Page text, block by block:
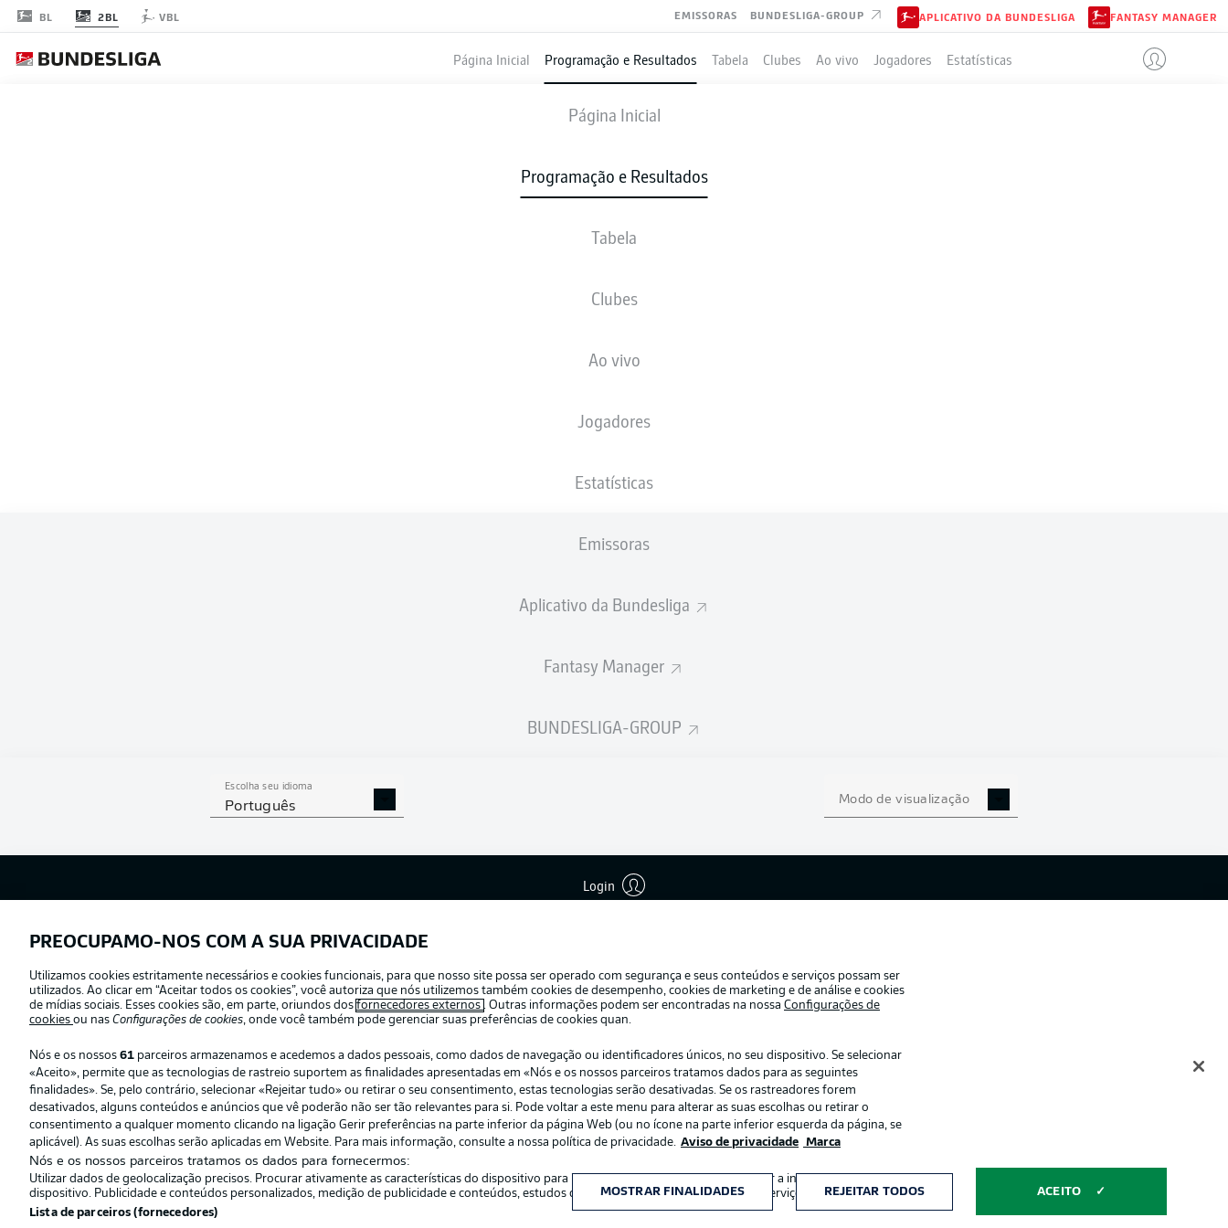
BL 2BL VBL EMISSORAS BUNDESLIGA-GROUP APLICATIVO DA BUNDESLIGA FANTASY MANAGER
Página Inicial Programação e Resultados Tabela Clubes Ao vivo Jogadores Estatísticas
Página Inicial
Programação e Resultados
Tabela
Clubes
Ao vivo
Jogadores
Estatísticas
Emissoras
Aplicativo da Bundesliga
Fantasy Manager
BUNDESLIGA-GROUP
Escolha seu idioma
Português Modo de visualização
Login
KARLSRUHE WOLFSBURG
ESCALAÇÕES
Football as it’s meant to be
Oferecido por
Publicidade Avisos legais
Marca
© 2026 Bundesliga-Gruppe GmbH
Escolha seu idioma
Português Modo de visualização
PREOCUPAMO-NOS COM A SUA PRIVACIDADE
Utilizamos cookies estritamente necessários e cookies funcionais, para que nosso site possa ser operado com segurança e seus conteúdos e serviços possam ser
utilizados. Ao clicar em “Aceitar todos os cookies”, você autoriza que nós utilizemos também cookies de desempenho, cookies de marketing e de análise e cookies
de mídias sociais. Esses cookies são, em parte, oriundos dos fornecedores externos . Outras informações podem ser encontradas na nossa Configurações de
cookies ou nas Configurações de cookies, onde você também pode gerenciar suas preferências de cookies quan.
Nós e os nossos 61 parceiros armazenamos e acedemos a dados pessoais, como dados de navegação ou identificadores únicos, no seu dispositivo. Se selecionar
«Aceito», permite que as tecnologias de rastreio suportem as finalidades apresentadas em «Nós e os nossos parceiros tratamos dados para as seguintes
finalidades». Se, pelo contrário, selecionar «Rejeitar tudo» ou retirar o seu consentimento, estas tecnologias serão desativadas. Se os rastreadores forem
desativados, alguns conteúdos e anúncios que vê poderão não ser tão relevantes para si. Pode voltar a este menu para alterar as suas escolhas ou retirar o
consentimento a qualquer momento clicando na ligação Gerir preferências na parte inferior da página Web (ou no ícone na parte inferior esquerda da página, se
aplicável). As suas escolhas serão aplicadas em Website. Para mais informação, consulte a nossa política de privacidade. Aviso de privacidade Marca
Nós e os nossos parceiros tratamos os dados para fornecermos:
Utilizar dados de geolocalização precisos. Procurar ativamente as características do dispositivo para identificação. Armazenar e/ou aceder a informações num
dispositivo. Publicidade e conteúdos personalizados, medição de publicidade e conteúdos, estudos de audiência e desenvolvimento de serviços.
Lista de parceiros (fornecedores)
ACEITO
REJEITAR TODOS
MOSTRAR FINALIDADES